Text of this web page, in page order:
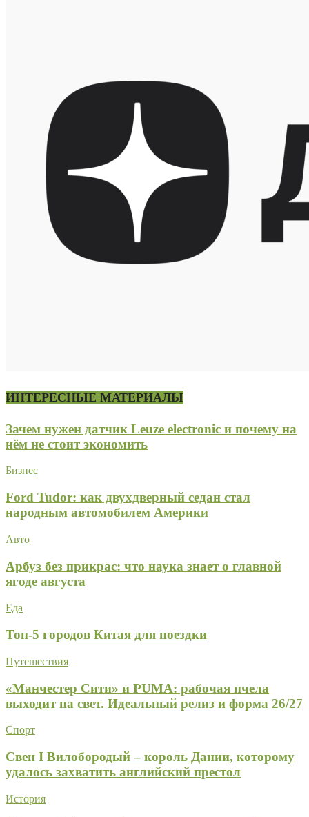
ИНТЕРЕСНЫЕ МАТЕРИАЛЫ
Зачем нужен датчик Leuze electronic и почему на
нём не стоит экономить
Бизнес
Ford Tudor: как двухдверный седан стал
народным автомобилем Америки
Авто
Арбуз без прикрас: что наука знает о главной
ягоде августа
Еда
Топ-5 городов Китая для поездки
Путешествия
«Манчестер Сити» и PUMA: рабочая пчела
выходит на свет. Идеальный релиз и форма 26/27
Спорт
Свен I Вилобородый – король Дании, которому
удалось захватить английский престол
История